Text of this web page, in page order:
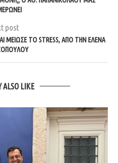
post
ΜΕΊΩΣΕ ΤΟ STRESS, ΑΠΌ ΤΗΝ ΈΛΕΝΑ
ALSO LIKE